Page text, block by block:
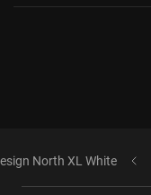
North XL White